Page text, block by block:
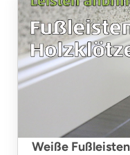
Weiße